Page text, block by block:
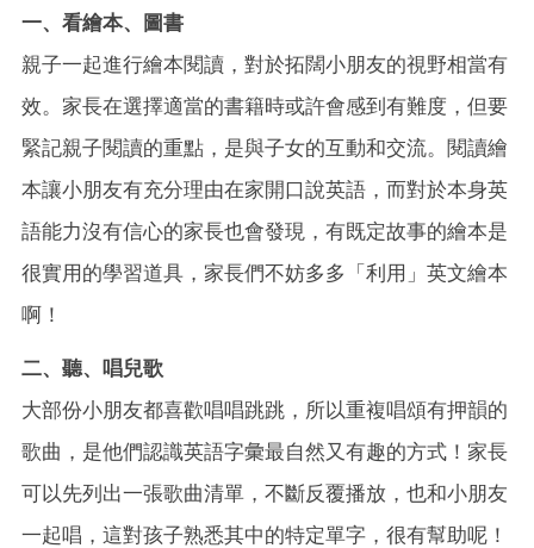
一、看繪本、圖書
親子一起進行繪本閱讀，對於拓闊小朋友的視野相當有
效。家長在選擇適當的書籍時或許會感到有難度，但要
緊記親子閱讀的重點，是與子女的互動和交流。閱讀繪
本讓小朋友有充分理由在家開口說英語，而對於本身英
語能力沒有信心的家長也會發現，有既定故事的繪本是
很實用的學習道具，家長們不妨多多「利用」英文繪本
啊！
二、聽、唱兒歌
大部份小朋友都喜歡唱唱跳跳，所以重複唱頌有押韻的
歌曲，是他們認識英語字彙最自然又有趣的方式！家長
可以先列出一張歌曲清單，不斷反覆播放，也和小朋友
一起唱，這對孩子熟悉其中的特定單字，很有幫助呢！